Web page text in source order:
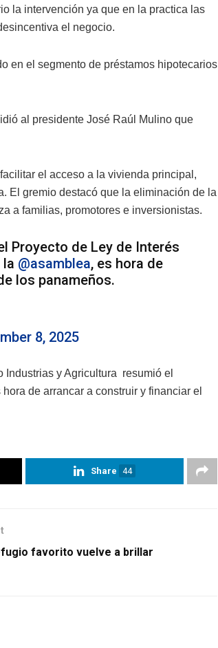
la intervención ya que en la practica las
el negocio.
en el segmento de préstamos hipotecarios
al presidente José Raúl Mulino que
el acceso a la vivienda principal,
El gremio destacó que la eliminación de la
a familias, promotores e inversionistas.
Proyecto de Ley de Interés
la @asamblea, es hora de
los panameños.
8, 2025
Industrias y Agricultura resumió el
de arrancar a construir y financiar el
Share 44
favorito vuelve a brillar